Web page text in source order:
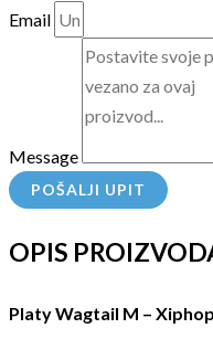
Email
Message
POŠALJI UPIT
OPIS
Platy Wagtail M –